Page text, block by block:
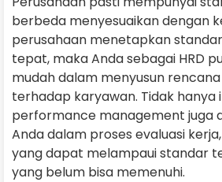
berbeda menyesuaikan dengan
perusahaan menetapkan
tepat, maka Anda sebagai HRD
mudah dalam menyusun
terhadap karyawan. Tidak hanya
performance management juga
Anda dalam proses evaluasi
yang dapat melampaui standar
yang belum bisa memenuhi.